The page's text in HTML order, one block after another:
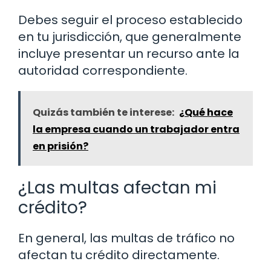
Debes seguir el proceso establecido
en tu jurisdicción, que generalmente
incluye presentar un recurso ante la
autoridad correspondiente.
Quizás también te interese: ¿Qué hace
la empresa cuando un trabajador entra
en prisión?
¿Las multas afectan mi
crédito?
En general, las multas de tráfico no
afectan tu crédito directamente.